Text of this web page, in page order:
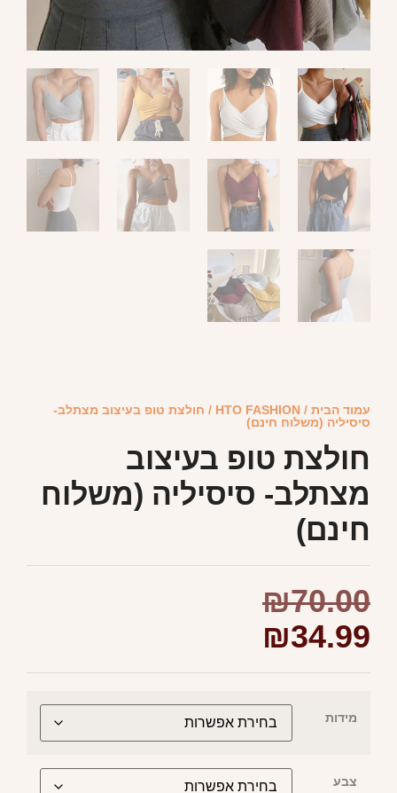
עמוד הבית /
HTO FASHION / חולצת טופ בעיצוב מצתלב-
סיסיליה (משלוח חינם)
חולצת טופ בעיצוב
מצתלב- סיסיליה (משלוח
חינם)
₪70.00
₪34.99
מידות
צבע